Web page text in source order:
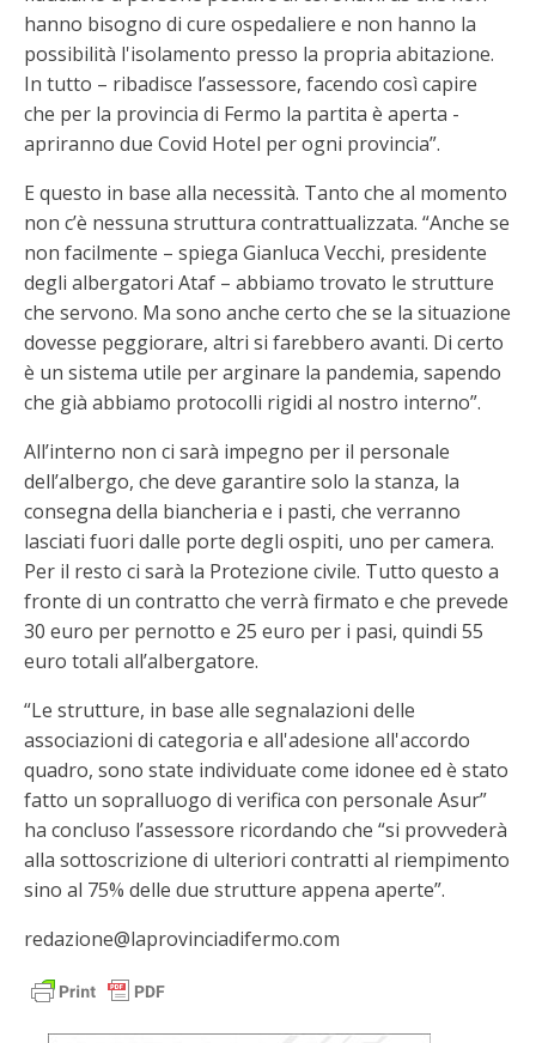
hanno bisogno di cure ospedaliere e non hanno la
possibilità l'isolamento presso la propria abitazione.
In tutto – ribadisce l’assessore, facendo così capire
che per la provincia di Fermo la partita è aperta -
apriranno due Covid Hotel per ogni provincia”.
E questo in base alla necessità. Tanto che al momento
non c’è nessuna struttura contrattualizzata. “Anche se
non facilmente – spiega Gianluca Vecchi, presidente
degli albergatori Ataf – abbiamo trovato le strutture
che servono. Ma sono anche certo che se la situazione
dovesse peggiorare, altri si farebbero avanti. Di certo
è un sistema utile per arginare la pandemia, sapendo
che già abbiamo protocolli rigidi al nostro interno”.
All’interno non ci sarà impegno per il personale
dell’albergo, che deve garantire solo la stanza, la
consegna della biancheria e i pasti, che verranno
lasciati fuori dalle porte degli ospiti, uno per camera.
Per il resto ci sarà la Protezione civile. Tutto questo a
fronte di un contratto che verrà firmato e che prevede
30 euro per pernotto e 25 euro per i pasi, quindi 55
euro totali all’albergatore.
“Le strutture, in base alle segnalazioni delle
associazioni di categoria e all'adesione all'accordo
quadro, sono state individuate come idonee ed è stato
fatto un sopralluogo di verifica con personale Asur”
ha concluso l’assessore ricordando che “si provvederà
alla sottoscrizione di ulteriori contratti al riempimento
sino al 75% delle due strutture appena aperte”.
redazione@laprovinciadifermo.com